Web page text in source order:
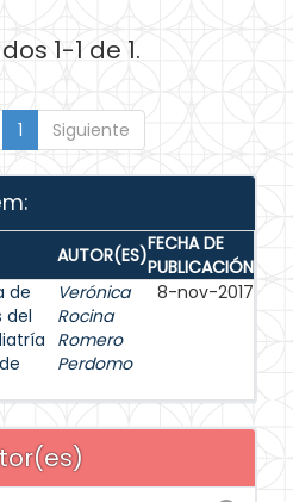
1-1 de 1.
1 Siguiente
AUTOR(ES)FECHA DE
PUBLICACIÓN
de
del
Verónica
Rocina
Romero
Perdomo
8-nov-2017